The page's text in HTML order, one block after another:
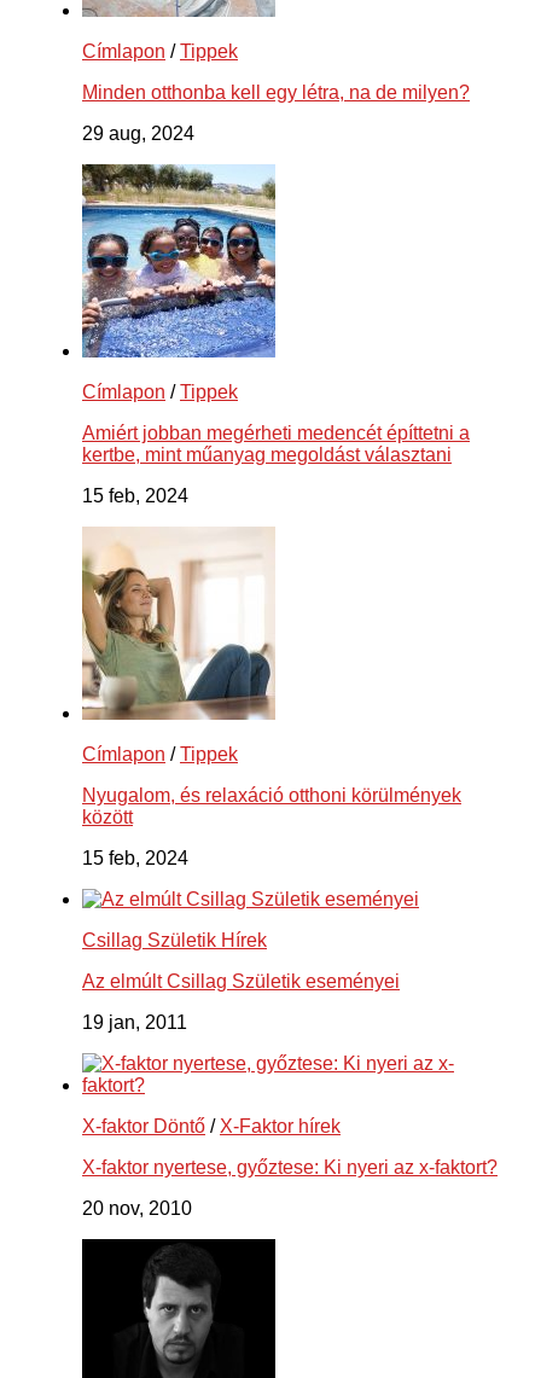
Címlapon /Tippek
Minden otthonba kell egy létra, na de milyen?
29 aug, 2024
Címlapon /Tippek
Amiért jobban megérheti medencét építtetni a
kertbe, mint műanyag megoldást választani
15 feb, 2024
Címlapon /Tippek
Nyugalom, és relaxáció otthoni körülmények
között
15 feb, 2024
Csillag Születik Hírek
Az elmúlt Csillag Születik eseményei
19 jan, 2011
X-faktor Döntő / X-Faktor hírek
X-faktor nyertese, győztese: Ki nyeri az x-faktort?
20 nov, 2010